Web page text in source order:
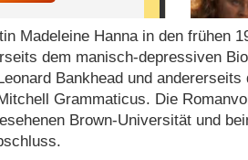
Madeleine Hanna in den frühen
dem manisch-depressiven
Bankhead und andererseits
Grammaticus. Die
Brown-Universität und